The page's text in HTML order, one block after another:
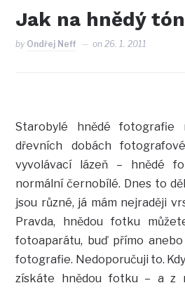
Jak na hnědý tón
by Ondřej Neff on26. 1. 2011
Starobylé hnědé fotografie
dřevních dobách
vyvolávací lázeň – hnědé
normální černobílé. Dnes to
jsou různé, já mám nejraději
Pravda, hnědou fotku
fotoaparátu, buď přímo
fotografie. Nedoporučuji to.
získáte hnědou fotku – a z